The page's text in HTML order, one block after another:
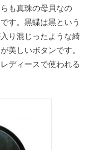
も真珠の母貝なの
す。黒蝶は黒という
り混じったような綺
美しいボタンです。
ディースで使われる